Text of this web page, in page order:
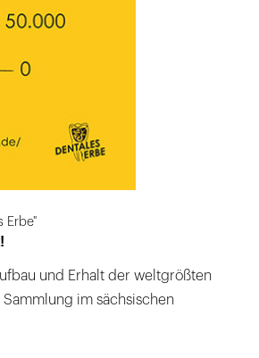
Erbe"
und Erhalt der weltgrößten
im sächsischen